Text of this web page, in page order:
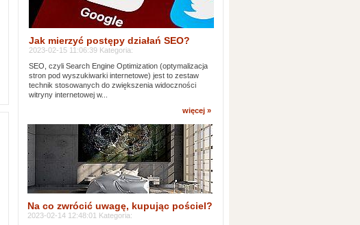
Jak mierzyć postępy działań SEO?
2023-02-15 11:06:39 Kategoria:
SEO, czyli Search Engine Optimization (optymalizacja
stron pod wyszukiwarki internetowe) jest to zestaw
technik stosowanych do zwiększenia widoczności
witryny internetowej w...
więcej »
Na co zwrócić uwagę, kupując pościel?
2023-02-14 12:48:01 Kategoria: